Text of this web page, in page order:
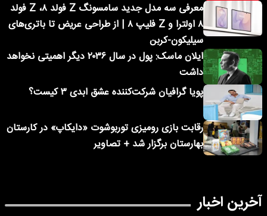
معرفی سه مدل جدید سامسونگ Z فولد ۸، Z فولد
۸ اولترا و Z فلیپ ۸ | از طراحی عریض تا باتری‌های
سیلیکون-کربن
ایلان ماسک: پول در سال ۲۰۳۶ دیگر اهمیتی نخواهد
داشت
پویا گرافیان شرکت‌کننده عشق ابدی ۳ کیست؟
رقابت بازی رومیزی توربوشوت «دایکاپ» در کارستان
بهارستان برگزار شد + تصاویر
آخرین اخبار